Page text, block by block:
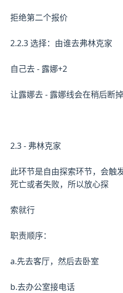
拒绝第二个报价
2.2.3 选择：由谁去弗林克家
自己去 - 露娜+2
让露娜去 - 露娜线会在稍后断
2.3 - 弗林克家
此环节是自由探索环节，会触
死亡或者失败，所以放心探
索就行
职责顺序：
a.先去客厅，然后去卧室
b.去办公室接电话